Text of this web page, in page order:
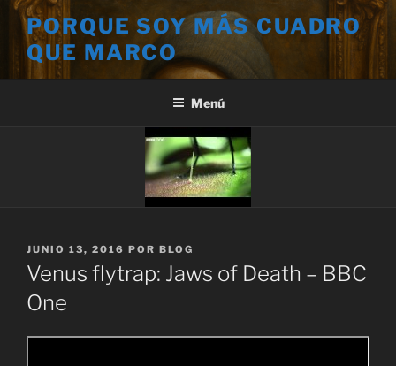
Saltar
contenido
PORQUE SOY MÁS CUADRO
QUE MARCO
Menú
PUBLICADO
EL
JUNIO 13, 2016 POR BLOG
Venus flytrap: Jaws of Death – BBC
One